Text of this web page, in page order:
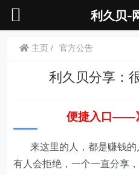
主页 官方公告
利久贝分享：
便捷入口——
来这里的人，都是赚钱的
有人会拒绝，一个一直分享
利久贝-